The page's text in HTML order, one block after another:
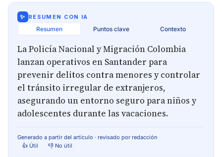
✨ RESUMEN CON IA
Resumen Puntos clave Contexto
La Policía Nacional y Migración Colombia
lanzan operativos en Santander para
prevenir delitos contra menores y controlar
el tránsito irregular de extranjeros,
asegurando un entorno seguro para niños y
adolescentes durante las vacaciones.
Generado a partir del artículo · revisado por redacción
👍 Útil
👎 No útil